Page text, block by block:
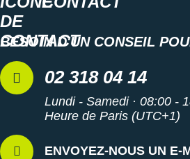
BESOIN D'UN CONSEIL
02 318 04 14
Lundi - Samedi · 08:00 -
Heure de Paris (UTC+1)
ENVOYEZ-NOUS UN E-